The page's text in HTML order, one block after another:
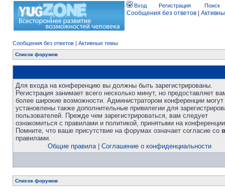
Вход Регистрация Поиск
Сообщения без ответов
Сообщения без ответов | Активные темы
Список форумов
Для входа на конференцию вы должны быть зарегистрированы.
Регистрация занимает всего несколько минут, но предоставляет
более широкие возможности. Администратором конференции
установлены также дополнительные привилегии для
пользователей. Прежде чем зарегистрироваться, вам следует
ознакомиться с правилами и политикой, принятыми на
Помните, что ваше присутствие на форумах означает согласие со
правилами.
Общие правила| Соглашение о конфиденциальности
Список форумов